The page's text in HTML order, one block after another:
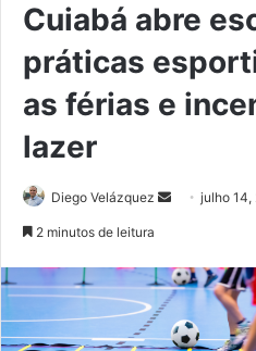
Cuiabá abre
práticas
as férias e
lazer
Diego Velázquez
Mande
mail
julho 14,
2 minutos de leitura